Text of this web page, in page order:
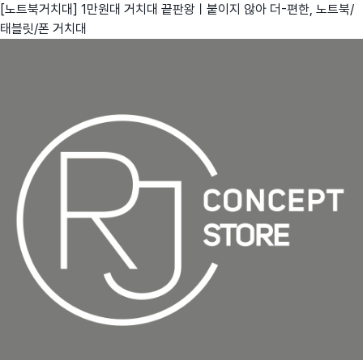
[노트북거치대] 1만원대 거치대 끝판왕ㅣ붙이지 않아 더-편한, 노트북/
태블릿/폰 거치대